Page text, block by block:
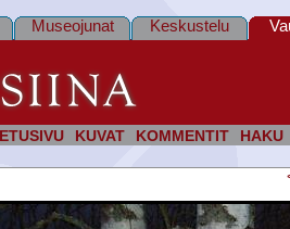
ETUSIVU KUVAT KOMMENTIT HAKU
Museojunat Keskustelu